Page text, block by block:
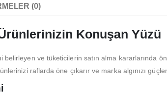
(0)
Konuşan Yüzü
belirleyen ve tüketicilerin satın alma kararlarında
raflarda öne çıkarır ve marka algınızı